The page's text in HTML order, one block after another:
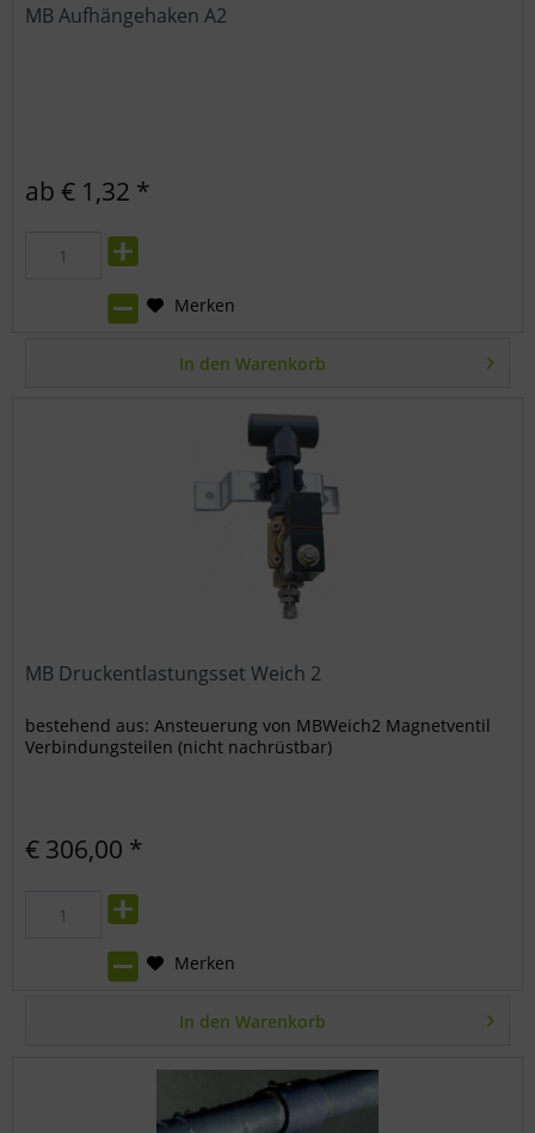
MB Aufhängehaken A2
ab € 1,32 *
In den Warenkorb
Merken
MB Druckentlastungsset Weich 2
bestehend aus: Ansteuerung von MBWeich2 Magnetventil
Verbindungsteilen (nicht nachrüstbar)
€ 306,00 *
In den Warenkorb
Merken